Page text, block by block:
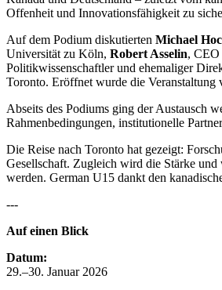
Offenheit und Innovationsfähigkeit zu
Auf dem Podium diskutierten Michael
Universität zu Köln, Robert Asselin, CEO
Politikwissenschaftler und ehemaliger
Toronto. Eröffnet wurde die Veranstaltung
Abseits des Podiums ging der Austausch
Rahmenbedingungen, institutionelle
Die Reise nach Toronto hat gezeigt:
Gesellschaft. Zugleich wird die Stärke und
werden. German U15 dankt den
---
Auf einen Blick
Datum:
29.–30. Januar 2026